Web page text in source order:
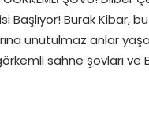
Başlıyor! Burak
unutulmaz anlar
sahne şovları ve